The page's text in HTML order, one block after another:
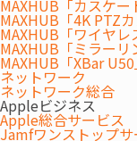
MAXHUB「カスケー
MAXHUB「4K PTZ
MAXHUB「ワイヤレ
MAXHUB「ミラー
MAXHUB「XBar
ネットワーク
ネットワーク総合
Appleビジネス
Apple総合サービス
Jamfワンストップサ